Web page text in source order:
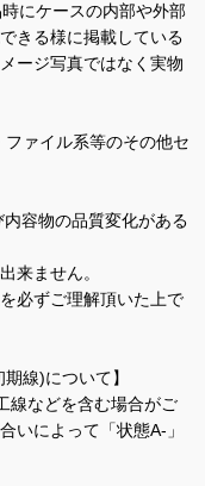
にケースの内部や外部
きる様に掲載している
ージ写真ではなく実物
ファイル系等のその他セ
容物の品質変化がある
来ません。
必ずご理解頂いた上で
線)について】
線などを含む場合がご
いによって「状態A-」